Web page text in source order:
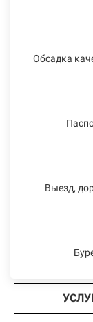
Обсадка
Выезд,